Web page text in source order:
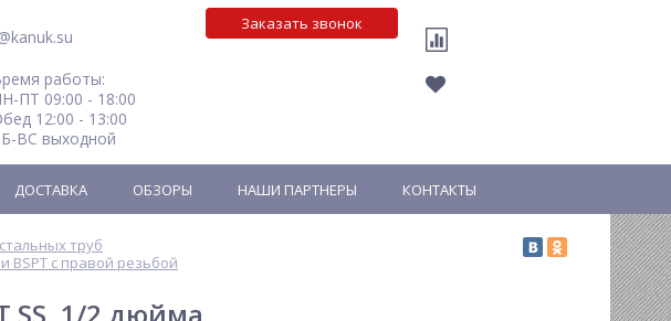
работы:
ПТ 09:00 - 18:00
12:00 - 13:00
ВС выходной
Заказать звонок
ДОСТАВКА ОБЗОРЫ НАШИ ПАРТНЕРЫ КОНТАКТЫ
труб
BSPT с правой резьбой